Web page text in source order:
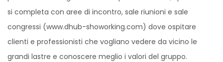
si completa con aree di incontro, sale riunioni e sale
congressi (www.dhub-showorking.com) dove ospitare
clienti e professionisti che vogliano vedere da vicino le
grandi lastre e conoscere meglio i valori del gruppo.